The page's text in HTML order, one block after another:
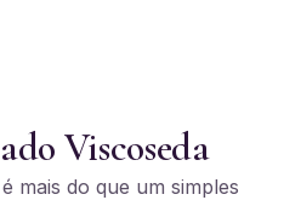
Viscoseda
mais do que um simples